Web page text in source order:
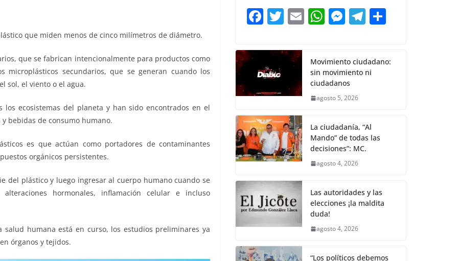
que miden menos de cinco milímetros de diámetro.
que se fabrican intencionalmente para productos como
microplásticos secundarios, que se generan cuando los
sol, el viento o el agua.
los ecosistemas del planeta y han sido encontrados en el
bebidas de consumo humano.
es que actúan como portadores de contaminantes
orgánicos persistentes.
del plástico y luego ingresar al cuerpo humano cuando se
hormonales, inflamación celular e incluso
humana está en curso, los estudios preliminares ya
órganos y tejidos.
b
o
k
A
p
n
g
a
m
F
c
e
b
o
o
k
T
itt
er
E W
s
A
p
M
e
n
g
T
gr
a
p
Movimiento ciudadano:
sin movimiento ni
ciudadanos
agosto 5, 2026
La ciudadanía, “Al
Mando” de todas las
decisiones”: MC.
agosto 4, 2026
Las autoridades y las
elecciones ¡la maldita
duda!
agosto 4, 2026
“Los políticos debemos